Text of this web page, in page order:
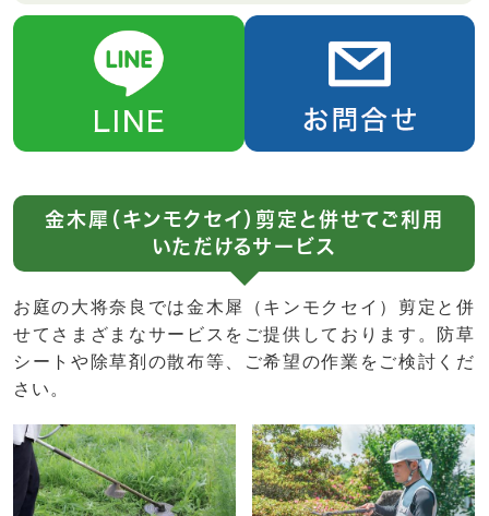
金木犀（キンモクセイ）剪定と併せてご利用
いただけるサービス
お庭の大将奈良では金木犀（キンモクセイ）剪定と併
せてさまざまなサービスをご提供しております。防草
シートや除草剤の散布等、ご希望の作業をご検討くだ
さい。